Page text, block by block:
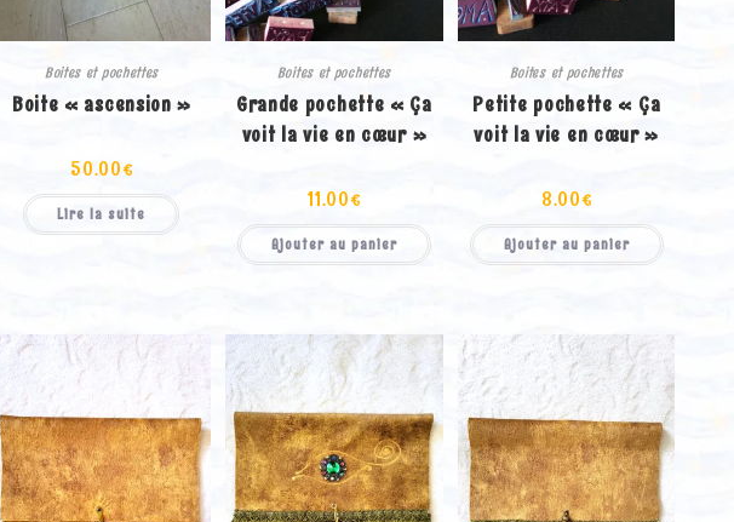
Boites et pochettes
Boite « ascension »
50.00€
Lire la suite
Boites et pochettes
Grande pochette « Ça
voit la vie en cœur »
11.00€
Ajouter au panier
Boites et pochettes
Petite pochette « Ça
voit la vie en cœur »
8.00€
Ajouter au panier